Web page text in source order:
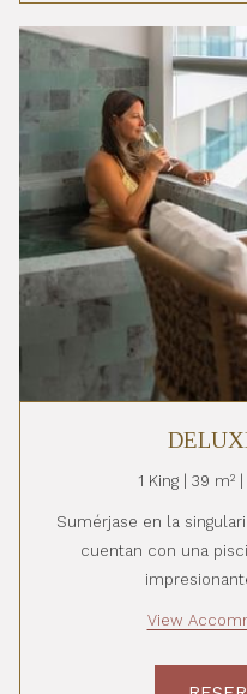
1 King | 39 m²
Sumérjase en la
cuentan con una
View